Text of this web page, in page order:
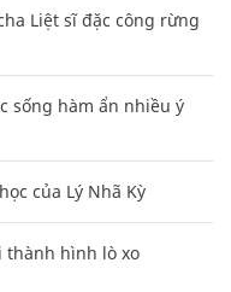
Liệt sĩ đặc công rừng
sống hàm ẩn nhiều ý
của Lý Nhã Kỳ
thành hình lò xo